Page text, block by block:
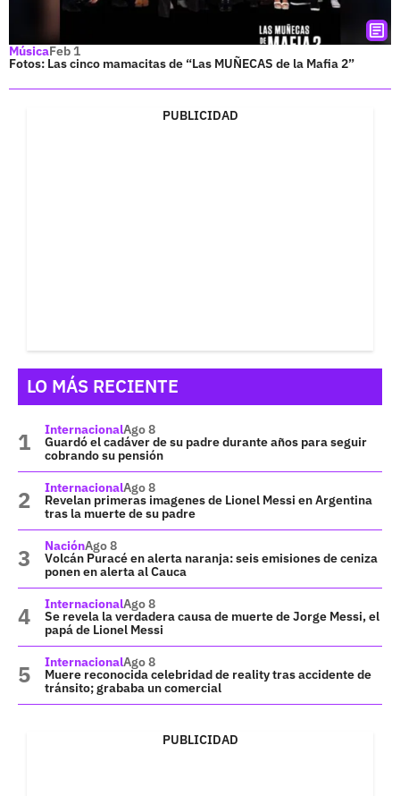
MúsicaFeb 1
Fotos: Las cinco mamacitas de “Las MUÑECAS de la Mafia 2”
PUBLICIDAD
LO MÁS RECIENTE
InternacionalAgo 8
Guardó el cadáver de su padre durante años para seguir
cobrando su pensión
InternacionalAgo 8
Revelan primeras imagenes de Lionel Messi en Argentina
tras la muerte de su padre
NaciónAgo 8
Volcán Puracé en alerta naranja: seis emisiones de ceniza
ponen en alerta al Cauca
InternacionalAgo 8
Se revela la verdadera causa de muerte de Jorge Messi, el
papá de Lionel Messi
InternacionalAgo 8
Muere reconocida celebridad de reality tras accidente de
tránsito; grababa un comercial
PUBLICIDAD